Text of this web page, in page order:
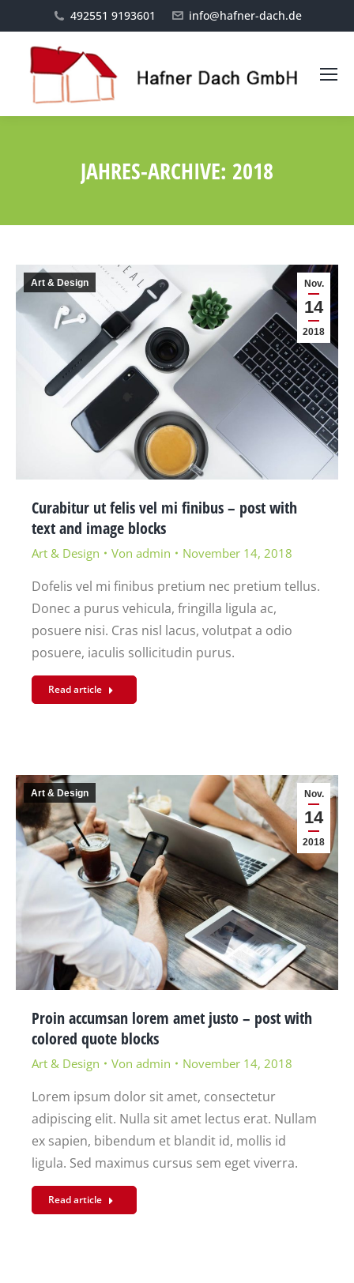
492551 9193601 info@hafner-dach.de
JAHRES-ARCHIVE: 2018
Nov.
14
2018
Art & Design
Curabitur ut felis vel mi finibus – post with
text and image blocks
Art & Design Von admin November 14, 2018
Dofelis vel mi finibus pretium nec pretium tellus.
Donec a purus vehicula, fringilla ligula ac,
posuere nisi. Cras nisl lacus, volutpat a odio
posuere, iaculis sollicitudin purus.
Read article
Nov.
14
2018
Art & Design
Proin accumsan lorem amet justo – post with
colored quote blocks
Art & Design Von admin November 14, 2018
Lorem ipsum dolor sit amet, consectetur
adipiscing elit. Nulla sit amet lectus erat. Nullam
ex sapien, bibendum et blandit id, mollis id
ligula. Sed maximus cursus sem eget viverra.
Read article